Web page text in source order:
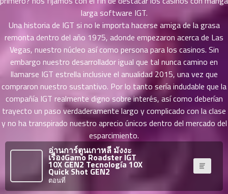
larga software IGT.
Una historia de IGT si no le importa hacerse amiga de la grasa
remonta dentro del año 1975, adonde empezaron acerca de Las
Vegas, nuestro núcleo así­ como persona para los casinos. Sin
embargo nuestro desarrollador igual que tal nunca camino en
llamarse IGT estrella inclusive el anualidad 2015, una vez que
compraron nuestro sustantivo. Por lo tanto serí­a indudable que la
compañía IGT realmente digno sobre interés, así­ como deberían
trayecto un paso verdaderamente largo y complicado con la clase
y no ha transpirado nuestro aprecio únicos dentro del mercado del
esparcimiento.
อ่านการ์ตูนเกาหลี มังงะ
เรื่องGamo Roadster IGT
10X GEN2 Tecnología 10X
Quick Shot GEN2
ตอนที่
ที่
93
ตอน
ที่
94
ตอน
ที่
น
95
ที่